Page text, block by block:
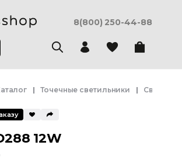
8(800) 250-44-88
Точечные светильники
12W